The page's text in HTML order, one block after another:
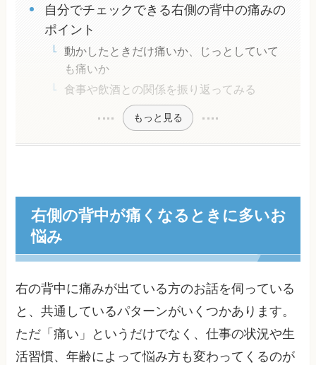
自分でチェックできる右側の背中の痛みの
ポイント
動かしたときだけ痛いか、じっとしていて
も痛いか
食事や飲酒との関係を振り返ってみる
もっと見る
右側の背中が痛くなるときに多いお
悩み
右の背中に痛みが出ている方のお話を伺っている
と、共通しているパターンがいくつかあります。
ただ「痛い」というだけでなく、仕事の状況や生
活習慣、年齢によって悩み方も変わってくるのが